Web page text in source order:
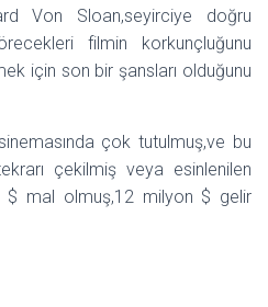
Von Sloan,seyirciye doğru
filmin korkunçluğunu
için son bir şansları olduğunu
çok tutulmuş,ve bu
çekilmiş veya esinlenilen
$ mal olmuş,12 milyon $ gelir